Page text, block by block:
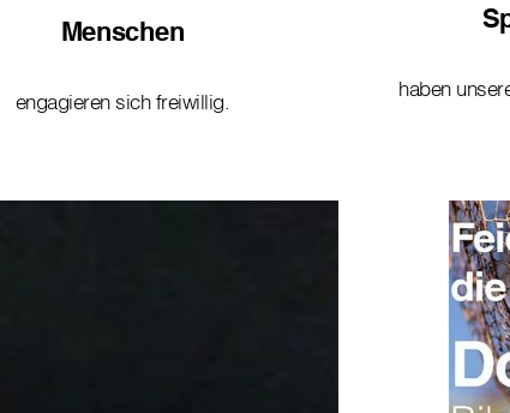
Menschen
engagieren sich freiwillig.
haben